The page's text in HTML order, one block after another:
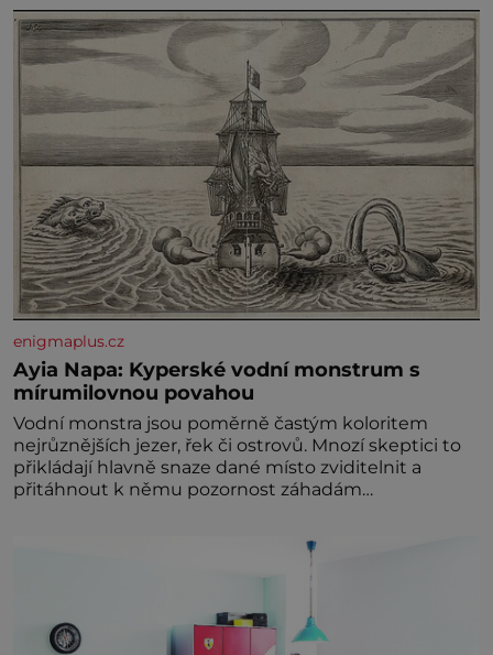
výslechů nikdo nevyvíjel fyzický ani psychický nátlak.
Syn brněnského řezníka chce být knězem a
enigmaplus.cz
Ayia Napa: Kyperské vodní monstrum s
mírumilovnou povahou
Vodní monstra jsou poměrně častým koloritem
nejrůznějších jezer, řek či ostrovů. Mnozí skeptici to
přikládají hlavně snaze dané místo zviditelnit a
přitáhnout k němu pozornost záhadám